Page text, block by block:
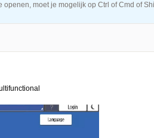
moet je mogelijk op Ctrl of Cmd of